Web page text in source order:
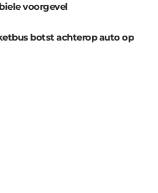
voorgevel
botst achterop auto op